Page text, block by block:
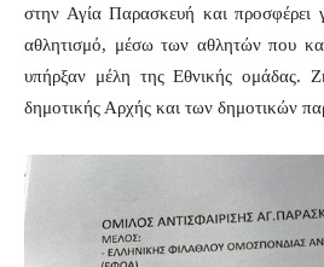
στην Αγία Παρασκευή και προσφέρει
αθλητισμό, μέσω των αθλητών που
υπήρξαν μέλη της Εθνικής ομάδας.
δημοτικής Αρχής και των δημοτικών